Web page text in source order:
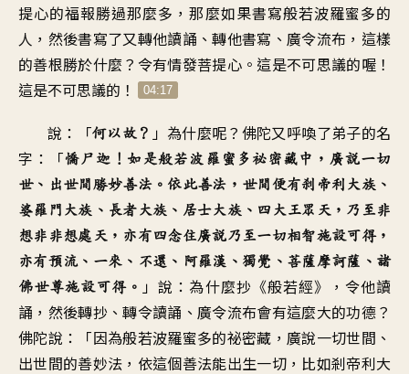
提心的福報勝過那麼多，那麼如果書寫般若波羅蜜多的
人，然後書寫了又轉他讀誦、轉他書寫、廣令流布，這樣
的善根勝於什麼？令有情發菩提心。這是不可思議的喔！
這是不可思議的！
04:17
說：「何以故？ 」為什麼呢？佛陀又呼喚了弟子的名
字：「憍尸迦！如是般若波羅蜜多祕密藏中，廣說一切
世、出世間勝妙善法。依此善法，世間便有剎帝利大族、
婆羅門大族、長者大族、居士大族、四大王眾天，乃至非
想非非想處天，亦有四念住廣說乃至一切相智施設可得，
亦有預流、一來、不還、阿羅漢、獨覺、菩薩摩訶薩、諸
佛世尊施設可得。 」說：為什麼抄《般若經》，令他讀
誦，然後轉抄、轉令讀誦、廣令流布會有這麼大的功德？
佛陀說：「因為般若波羅蜜多的祕密藏，廣說一切世間、
出世間的善妙法，依這個善法能出生一切，比如剎帝利大